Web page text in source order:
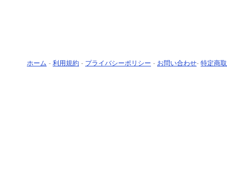
ホーム - 利用規約 - プライバシーポリシー - お問い合わせ- 特定商